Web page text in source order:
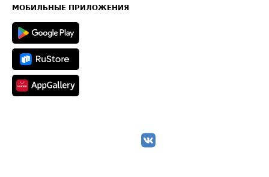
Техническая информация
МОБИЛЬНЫЕ ПРИЛОЖЕНИЯ